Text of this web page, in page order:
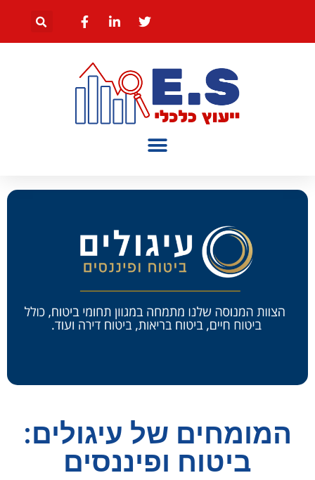
המומחים של עיגולים:
ביטוח ופיננסים